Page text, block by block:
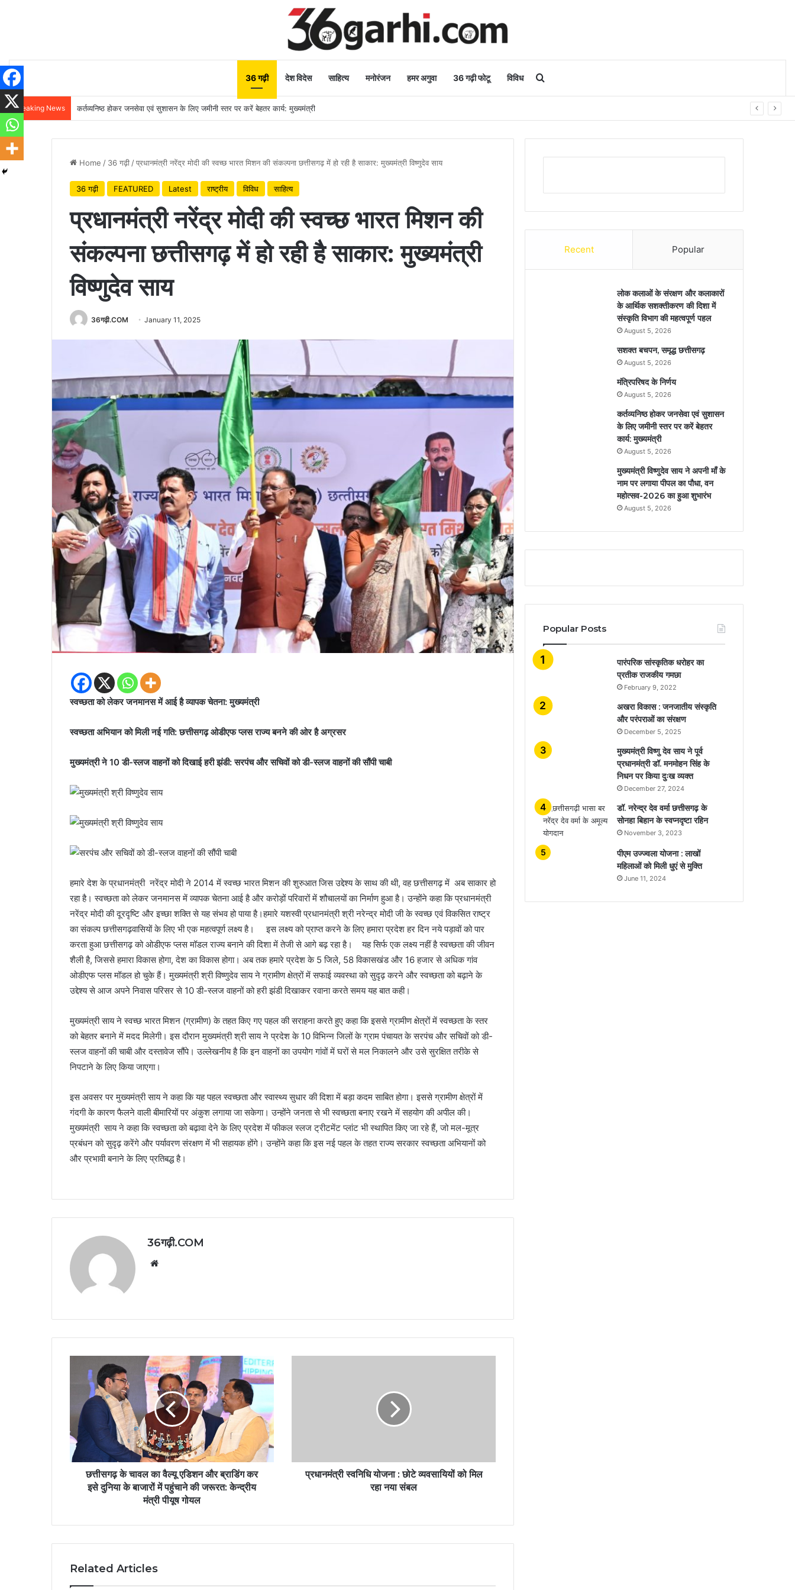
36 गढ़ी देश विदेस साहित्य मनोरंजन हमर अगुवा 36 गढ़ी फोटू विविध
Breaking News कर्तव्यनिष्ठ होकर जनसेवा एवं सुशासन के लिए जमीनी स्तर पर करें बेहतर कार्य: मुख्यमंत्री
Home / 36 गढ़ी /प्रधानमंत्री नरेंद्र मोदी की स्वच्छ भारत मिशन की संकल्पना छत्तीसगढ़ में हो रही है साकार: मुख्यमंत्री विष्णुदेव साय
36 गढ़ी FEATURED Latest राष्ट्रीय विविध साहित्य
प्रधानमंत्री नरेंद्र मोदी की स्वच्छ भारत मिशन की
संकल्पना छत्तीसगढ़ में हो रही है साकार: मुख्यमंत्री
विष्णुदेव साय
36गढ़ी.COM January 11, 2025
स्वच्छता को लेकर जनमानस में आई है व्यापक चेतना: मुख्यमंत्री
स्वच्छता अभियान को मिली नई गति: छत्तीसगढ़ ओडीएफ प्लस राज्य बनने की ओर है अग्रसर
मुख्यमंत्री ने 10 डी-स्लज वाहनों को दिखाई हरी झंडी: सरपंच और सचिवों को डी-स्लज वाहनों की सौंपी चाबी
हमारे देश के प्रधानमंत्री नरेंद्र मोदी ने 2014 में स्वच्छ भारत मिशन की शुरुआत जिस उद्देश्य के साथ की थी, वह छत्तीसगढ़ में अब साकार हो
रहा है। स्वच्छता को लेकर जनमानस में व्यापक चेतना आई है और करोड़ों परिवारों में शौचालयों का निर्माण हुआ है। उन्होंने कहा कि प्रधानमंत्री
नरेंद्र मोदी की दूरदृष्टि और इच्छा शक्ति से यह संभव हो पाया है।हमारे यशस्वी प्रधानमंत्री श्री नरेन्द्र मोदी जी के स्वच्छ एवं विकसित राष्ट्र
का संकल्प छत्तीसगढ़वासियों के लिए भी एक महत्वपूर्ण लक्ष्य है। इस लक्ष्य को प्राप्त करने के लिए हमारा प्रदेश हर दिन नये पड़ावों को पार
करता हुआ छत्तीसगढ़ को ओडीएफ प्लस मॉडल राज्य बनाने की दिशा में तेजी से आगे बढ़ रहा है। यह सिर्फ एक लक्ष्य नहीं है स्वच्छता की जीवन
शैली है, जिससे हमारा विकास होगा, देश का विकास होगा। अब तक हमारे प्रदेश के 5 जिले, 58 विकासखंड और 16 हजार से अधिक गांव
ओडीएफ प्लस मॉडल हो चुके हैं। मुख्यमंत्री श्री विष्णुदेव साय ने ग्रामीण क्षेत्रों में सफाई व्यवस्था को सुदृढ़ करने और स्वच्छता को बढ़ाने के
उद्देश्य से आज अपने निवास परिसर से 10 डी-स्लज वाहनों को हरी झंडी दिखाकर रवाना करते समय यह बात कही।
मुख्यमंत्री साय ने स्वच्छ भारत मिशन (ग्रामीण) के तहत किए गए पहल की सराहना करते हुए कहा कि इससे ग्रामीण क्षेत्रों में स्वच्छता के स्तर
को बेहतर बनाने में मदद मिलेगी। इस दौरान मुख्यमंत्री श्री साय ने प्रदेश के 10 विभिन्न जिलों के ग्राम पंचायत के सरपंच और सचिवों को डी-
स्लज वाहनों की चाबी और दस्तावेज सौंपे। उल्लेखनीय है कि इन वाहनों का उपयोग गांवों में घरों से मल निकालने और उसे सुरक्षित तरीके से
निपटाने के लिए किया जाएगा।
इस अवसर पर मुख्यमंत्री साय ने कहा कि यह पहल स्वच्छता और स्वास्थ्य सुधार की दिशा में बड़ा कदम साबित होगा। इससे ग्रामीण क्षेत्रों में
गंदगी के कारण फैलने वाली बीमारियों पर अंकुश लगाया जा सकेगा। उन्होंने जनता से भी स्वच्छता बनाए रखने में सहयोग की अपील की।
मुख्यमंत्री साय ने कहा कि स्वच्छता को बढ़ावा देने के लिए प्रदेश में फीकल स्लज ट्रीटमेंट प्लांट भी स्थापित किए जा रहे हैं, जो मल-मूत्र
प्रबंधन को सुदृढ़ करेंगे और पर्यावरण संरक्षण में भी सहायक होंगे। उन्होंने कहा कि इस नई पहल के तहत राज्य सरकार स्वच्छता अभियानों को
और प्रभावी बनाने के लिए प्रतिबद्ध है।
36गढ़ी.COM
छत्तीसगढ़ के चावल का वैल्यू एडिशन और ब्राडिंग कर
इसे दुनिया के बाजारों में पहुंचाने की जरूरत: केन्द्रीय
मंत्री पीयूष गोयल
प्रधानमंत्री स्वनिधि योजना : छोटे व्यवसायियों को मिल
रहा नया संबल
Related Articles
Recent Popular
लोक कलाओं के संरक्षण और कलाकारों
के आर्थिक सशक्तीकरण की दिशा में
संस्कृति विभाग की महत्वपूर्ण पहल
August 5, 2026
सशक्त बचपन, समृद्ध छत्तीसगढ़
August 5, 2026
मंत्रिपरिषद के निर्णय
August 5, 2026
कर्तव्यनिष्ठ होकर जनसेवा एवं सुशासन
के लिए जमीनी स्तर पर करें बेहतर
कार्य: मुख्यमंत्री
August 5, 2026
मुख्यमंत्री विष्णुदेव साय ने अपनी माँ के
नाम पर लगाया पीपल का पौधा, वन
महोत्सव-2026 का हुआ शुभारंभ
August 5, 2026
Popular Posts
​​​​​​​पारंपरिक सांस्कृतिक धरोहर का
प्रतीक राजकीय गमछा
February 9, 2022
अखरा विकास : जनजातीय संस्कृति
और परंपराओं का संरक्षण
December 5, 2025
मुख्यमंत्री विष्णु देव साय ने पूर्व
प्रधानमंत्री डॉ. मनमोहन सिंह के
निधन पर किया दुःख व्यक्त
December 27, 2024
डॉ. नरेन्द्र देव वर्मा छत्तीसगढ़ के
सोनहा बिहान के स्वप्नदृष्टा रहिन
November 3, 2023
पीएम उज्ज्वला योजना : लाखों
महिलाओं को मिली धुएं से मुक्ति
June 11, 2024